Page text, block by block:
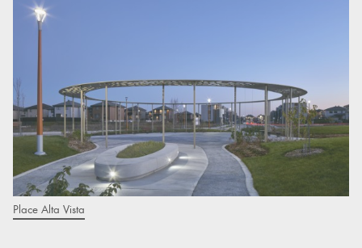
Place Alta Vista